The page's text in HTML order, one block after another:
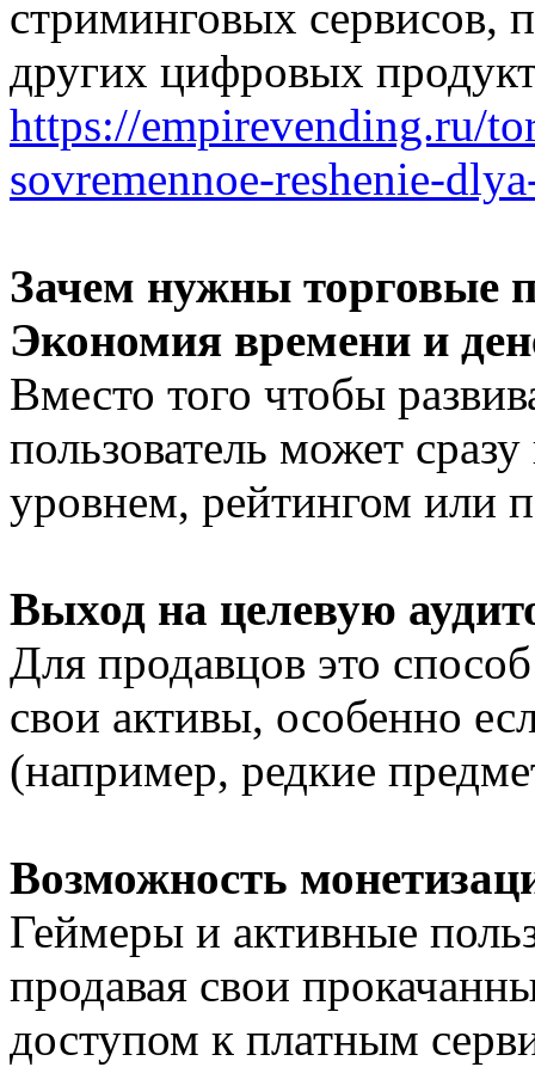
стриминговых сервисов,
других цифровых
https://empirevending.ru/
sovremennoe-reshenie-
Зачем нужны торговые
Экономия времени и
Вместо того чтобы
пользователь может
уровнем, рейтингом или
Выход на целевую
Для продавцов это
свои активы, особенно
(например, редкие
Возможность
Геймеры и активные
продавая свои
доступом к платным